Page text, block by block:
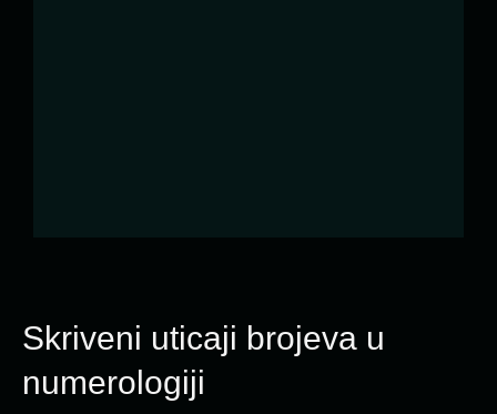
Skriveni uticaji brojeva u
numerologiji